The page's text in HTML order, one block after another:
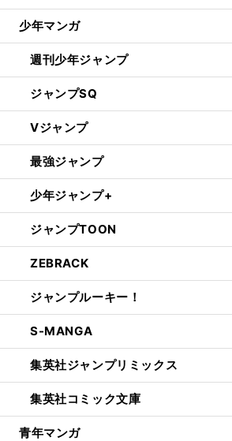
少年マンガ
週刊少年ジャンプ
ジャンプSQ
Vジャンプ
最強ジャンプ
少年ジャンプ+
ジャンプTOON
ZEBRACK
ジャンプルーキー！
S-MANGA
集英社ジャンプリミックス
集英社コミック文庫
青年マンガ